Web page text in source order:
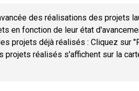
des réalisations des projets
en fonction de leur état
projets déjà réalisés : Cliquez sur
réalisés s'affichent sur la